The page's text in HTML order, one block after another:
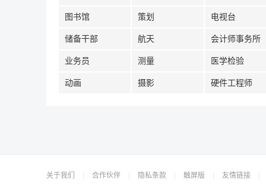
图书馆 策划 电视台
储备干部 航天 会计师事务所
业务员 测量 医学检验
动画 摄影 硬件工程师
关于我们 合作伙伴 隐私条款 触屏版 友情链接